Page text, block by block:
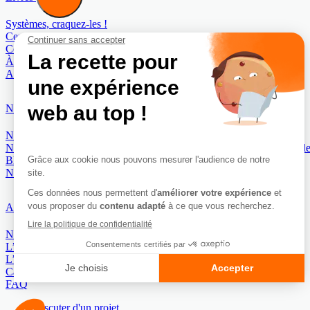
Systèmes, craquez-les !
Cerveaux, craquez-les !
Contre Mesure (au manuel de sabotage de la CIA)
À l’origine de vos talents
Au-delà des apparences
Normes
Norme COBEL 40442 : Management du bon sens
Norme COBEL 40443 : Management de la Maturité organisationnelle
Blog
Newsletter
A propos
Notre mission
L’approche
L’équipe COBEL®
Cas réels
FAQ
Discuter d'un projet